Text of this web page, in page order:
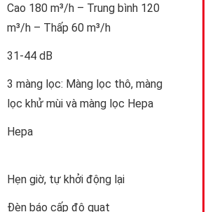
Cao 180 m³/h – Trung bình 120
m³/h – Thấp 60 m³/h
31-44 dB
3 màng lọc: Màng lọc thô, màng
lọc khử mùi và màng lọc Hepa
Hepa
Hẹn giờ, tự khởi động lại
Đèn báo cấp độ quạt